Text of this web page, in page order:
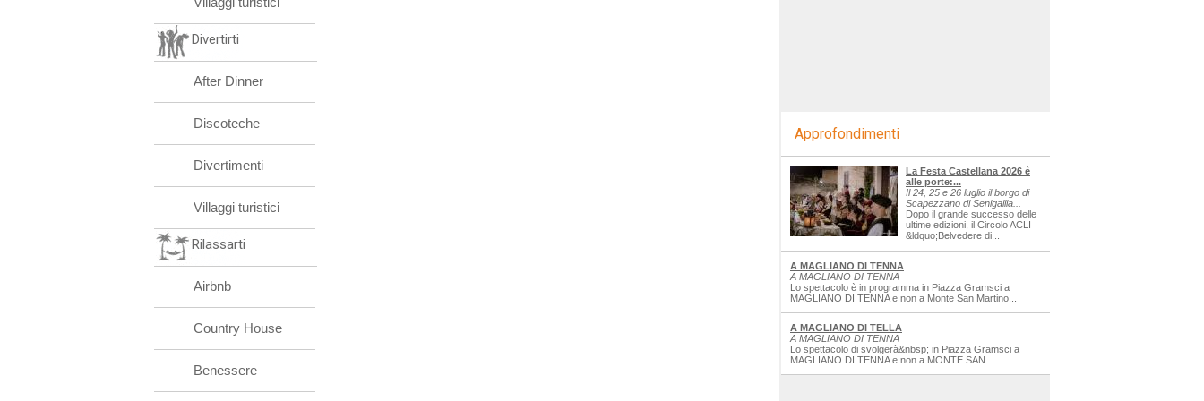
Divertirti
After Dinner
Discoteche
Divertimenti
Villaggi turistici
Rilassarti
Airbnb
Country House
Benessere
Approfondimenti
La Festa Castellana 2026 è
alle porte:...
Il 24, 25 e 26 luglio il borgo di
Scapezzano di Senigallia...
Dopo il grande successo delle
ultime edizioni, il Circolo ACLI
&ldquo;Belvedere di...
A MAGLIANO DI TENNA
A MAGLIANO DI TENNA
Lo spettacolo è in programma in Piazza Gramsci a
MAGLIANO DI TENNA e non a Monte San Martino...
A MAGLIANO DI TELLA
A MAGLIANO DI TENNA
Lo spettacolo di svolgerà&nbsp; in Piazza Gramsci a
MAGLIANO DI TENNA e non a MONTE SAN...